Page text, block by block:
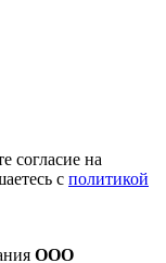
согласие на
с политикой
ООО